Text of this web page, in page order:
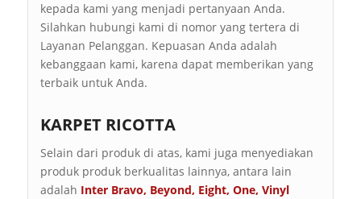
kepada kami yang menjadi pertanyaan Anda.
Silahkan hubungi kami di nomor yang tertera di
Layanan Pelanggan. Kepuasan Anda adalah
kebanggaan kami, karena dapat memberikan yang
terbaik untuk Anda.
KARPET RICOTTA
Selain dari produk di atas, kami juga menyediakan
produk produk berkualitas lainnya, antara lain
adalah Inter Bravo, Beyond, Eight, One, Vinyl